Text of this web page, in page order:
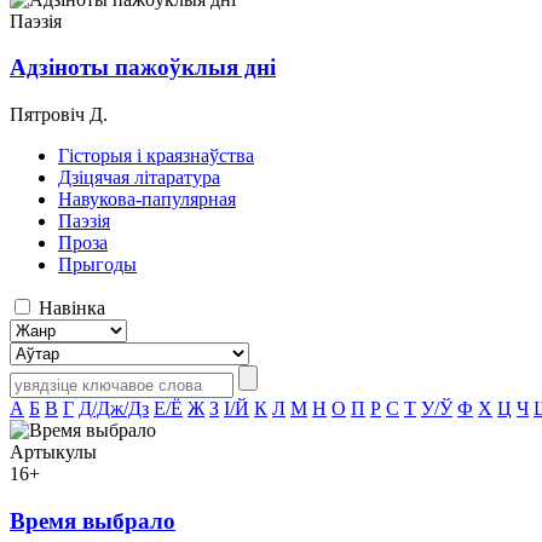
Паэзія
Адзіноты пажоўклыя дні
Пятровіч Д.
Гісторыя і краязнаўства
Дзіцячая літаратура
Навукова-папулярная
Паэзія
Проза
Прыгоды
Навінка
А Б В Г Д/Дж/Дз Е/Ё Ж З І/Й К Л М Н О П Р С Т У/Ў Ф Х Ц Ч
Артыкулы
16+
Время выбрало